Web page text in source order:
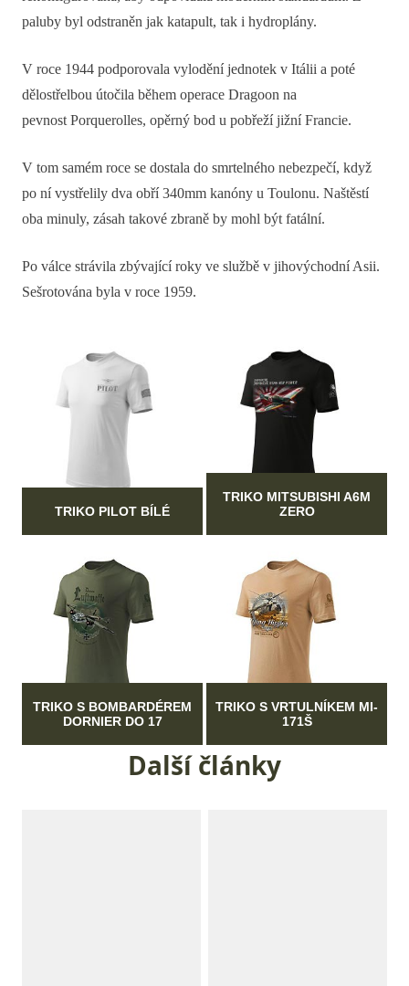
paluby byl odstraněn jak katapult, tak i hydroplány.
V roce 1944 podporovala vylodění jednotek v Itálii a poté
dělostřelbou útočila během operace Dragoon na
pevnost Porquerolles, opěrný bod u pobřeží jižní Francie.
V tom samém roce se dostala do smrtelného nebezpečí, když
po ní vystřelily dva obří 340mm kanóny u Toulonu. Naštěstí
oba minuly, zásah takové zbraně by mohl být fatální.
Po válce strávila zbývající roky ve službě v jihovýchodní Asii.
Sešrotována byla v roce 1959.
TRIKO PILOT BÍLÉ
TRIKO MITSUBISHI A6M
ZERO
TRIKO S BOMBARDÉREM
DORNIER DO 17
TRIKO S VRTULNÍKEM MI-
171Š
Další články